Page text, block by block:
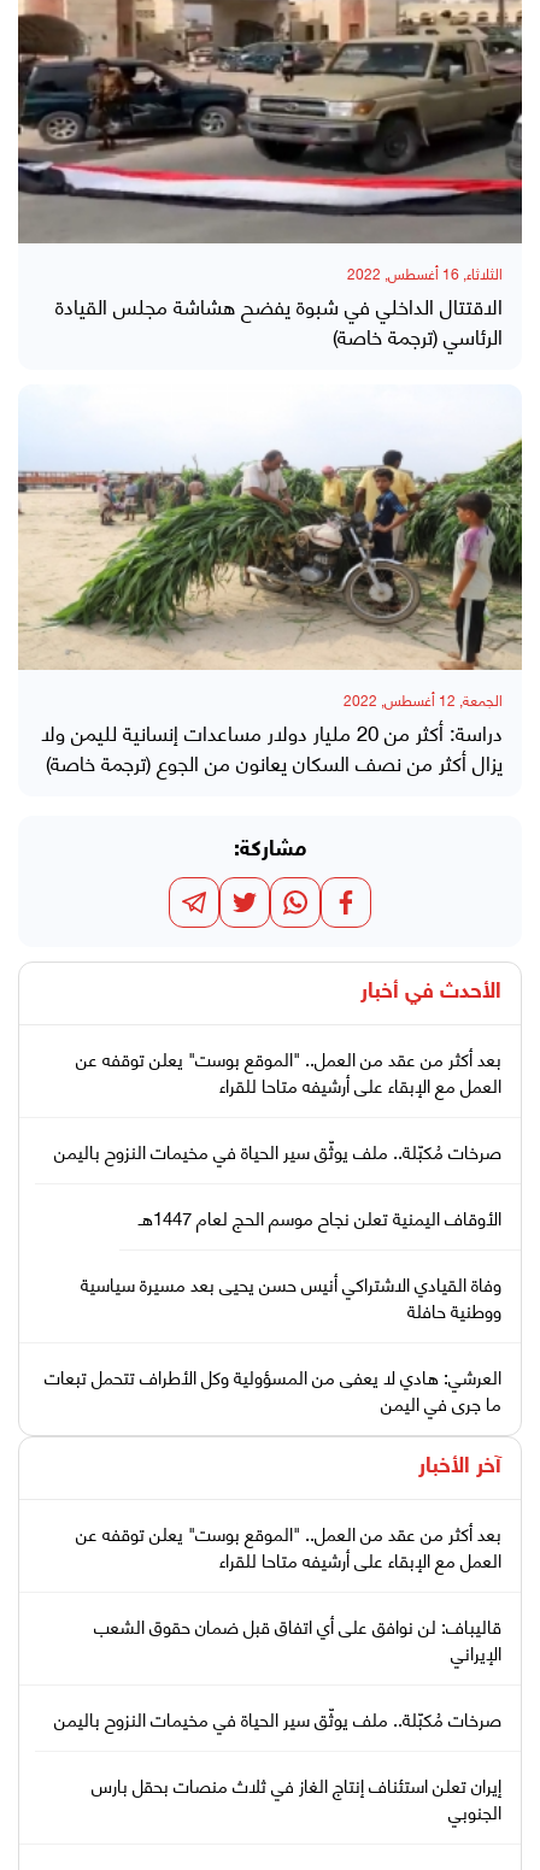
الثلاثاء, 16 أغسطس, 2022
الاقتتال الداخلي في شبوة يفضح هشاشة مجلس القيادة
الرئاسي (ترجمة خاصة)
الجمعة, 12 أغسطس, 2022
دراسة: أكثر من 20 مليار دولار مساعدات إنسانية لليمن ولا
يزال أكثر من نصف السكان يعانون من الجوع (ترجمة خاصة)
مشاركة:
الأحدث في أخبار
بعد أكثر من عقد من العمل.. "الموقع بوست" يعلن توقفه عن
العمل مع الإبقاء على أرشيفه متاحا للقراء
صرخات مُكبّلة.. ملف يوثّق سير الحياة في مخيمات النزوح باليمن
الأوقاف اليمنية تعلن نجاح موسم الحج لعام 1447هـ
وفاة القيادي الاشتراكي أنيس حسن يحيى بعد مسيرة سياسية
ووطنية حافلة
العرشي: هادي لا يعفى من المسؤولية وكل الأطراف تتحمل تبعات
ما جرى في اليمن
آخر الأخبار
بعد أكثر من عقد من العمل.. "الموقع بوست" يعلن توقفه عن
العمل مع الإبقاء على أرشيفه متاحا للقراء
قاليباف: لن نوافق على أي اتفاق قبل ضمان حقوق الشعب
الإيراني
صرخات مُكبّلة.. ملف يوثّق سير الحياة في مخيمات النزوح باليمن
إيران تعلن استئناف إنتاج الغاز في ثلاث منصات بحقل بارس
الجنوبي